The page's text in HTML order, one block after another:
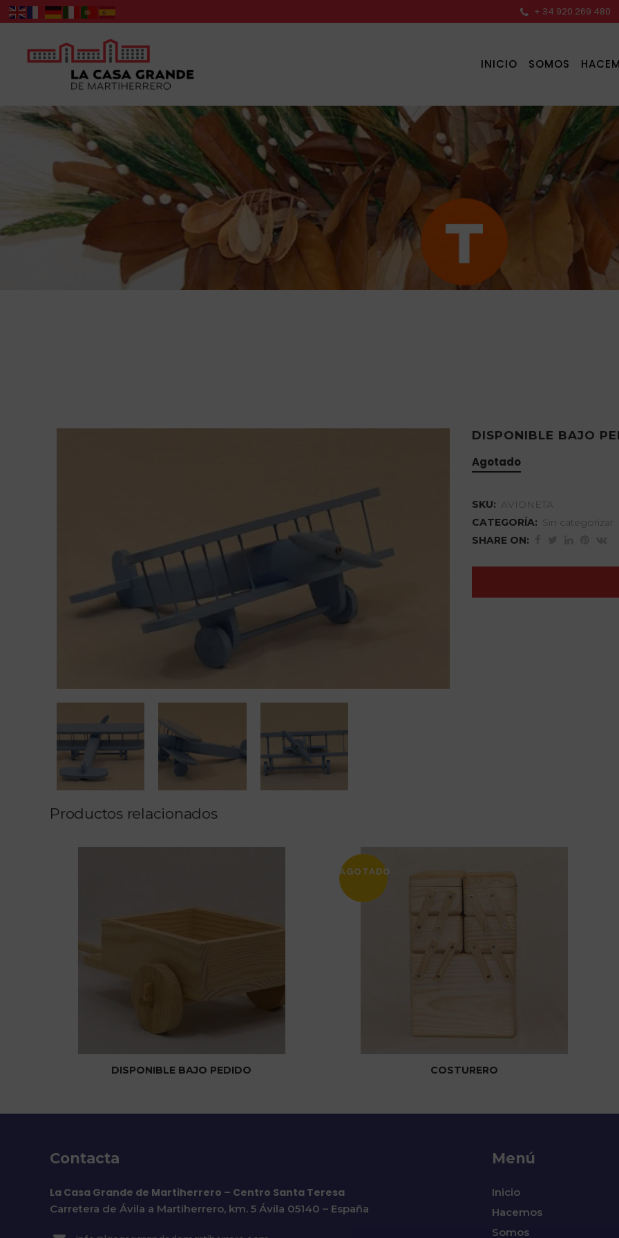
+ 34 920 269 480
INICIO SOMOS
DISPONIBLE BAJO
Agotado
SKU: AVIONETA
CATEGORÍA: Sin categorizar
SHARE ON:
Productos relacionados
DISPONIBLE BAJO PEDIDO
AGOTADO
COSTURERO
Contacta
La Casa Grande de Martiherrero – Centro Santa Teresa
Carretera de Ávila a Martiherrero, km. 5 Ávila 05140 – España
Menú
Inicio
Hacemos
Somos